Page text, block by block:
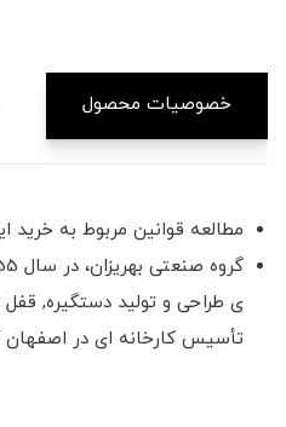
خصوصیات محصول
مطالعه قوانین مربوط به
ی طراحی و تولید دستگیره, قفل
تأسیس کارخانه ای در اصفهان